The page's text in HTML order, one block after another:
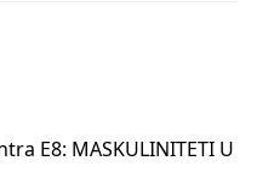
E8: MASKULINITETI U